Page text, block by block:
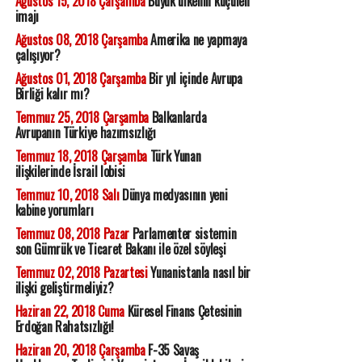
imajı
Ağustos 08, 2018 ÇarşambaAmerika ne yapmaya
çalışıyor?
Ağustos 01, 2018 ÇarşambaBir yıl içinde Avrupa
Birliği kalır mı?
Temmuz 25, 2018 ÇarşambaBalkanlarda
Avrupanın Türkiye hazımsızlığı
Temmuz 18, 2018 ÇarşambaTürk Yunan
ilişkilerinde İsrail lobisi
Temmuz 10, 2018 SalıDünya medyasının yeni
kabine yorumları
Temmuz 08, 2018 PazarParlamenter sistemin
son Gümrük ve Ticaret Bakanı ile özel söyleşi
Temmuz 02, 2018 PazartesiYunanistanla nasıl bir
ilişki geliştirmeliyiz?
Haziran 22, 2018 CumaKüresel Finans Çetesinin
Erdoğan Rahatsızlığı!
Haziran 20, 2018 ÇarşambaF-35 Savaş